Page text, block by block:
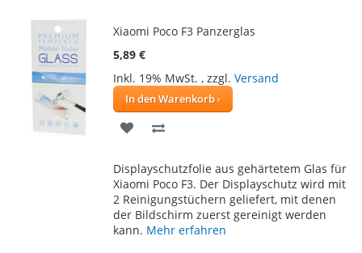
Xiaomi Poco F3 Panzerglas
5,89 €
Inkl. 19% MwSt. , zzgl. Versand
In den Warenkorb
ZUR
HINZUFÜGEN
HINZUFÜGEN
Displayschutzfolie aus gehärtetem Glas für
Xiaomi Poco F3. Der Displayschutz wird mit
2 Reinigungstüchern geliefert, mit denen
der Bildschirm zuerst gereinigt werden
kann. Mehr erfahren